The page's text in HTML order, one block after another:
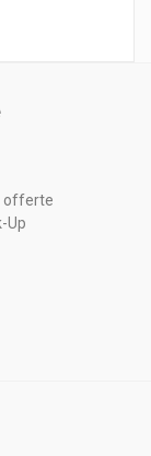
offerte
Up